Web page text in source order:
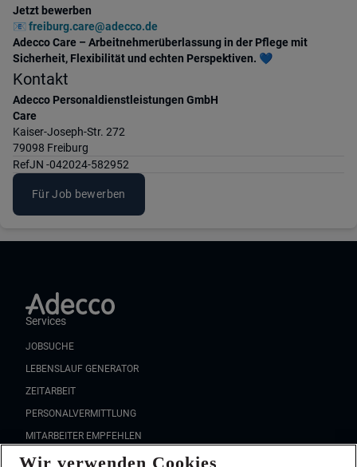
Jetzt bewerben
📧freiburg.care@adecco.de
Adecco Care – Arbeitnehmerüberlassung in der Pflege mit
Sicherheit, Flexibilität und echten Perspektiven. 💙
Kontakt
Adecco Personaldienstleistungen GmbH
Care
Kaiser-Joseph-Str. 272
79098 Freiburg
RefJN -042024-582952
Für Job bewerben
Services
JOBSUCHE
LEBENSLAUF GENERATOR
ZEITARBEIT
PERSONALVERMITTLUNG
MITARBEITER EMPFEHLEN
FAQ
Wir verwenden Cookies